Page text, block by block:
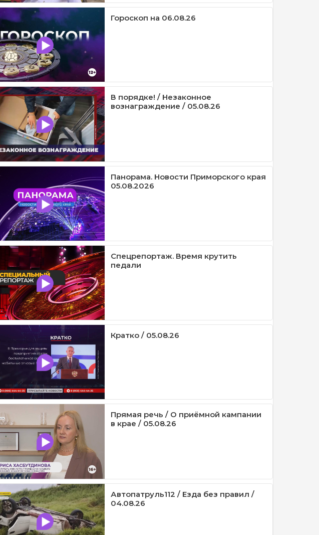
Гороскоп на 06.08.26
В порядке! / Незаконное
вознаграждение / 05.08.26
Панорама. Новости Приморского края
05.08.2026
Спецрепортаж. Время крутить
педали
Кратко / 05.08.26
Прямая речь / О приёмной кампании
в крае / 05.08.26
Автопатруль112 / Езда без правил /
04.08.26